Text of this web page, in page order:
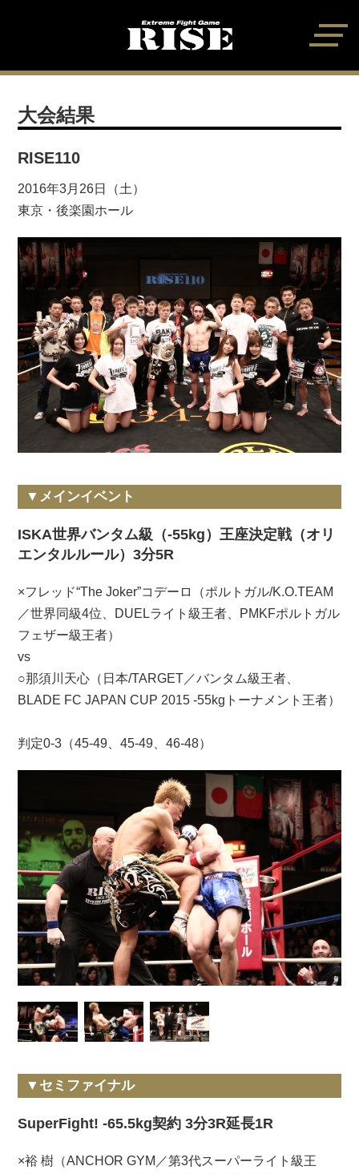
大会結果
RISE110
2016年3月26日（土）
東京・後楽園ホール
▼メインイベント
ISKA世界バンタム級（-55kg）王座決定戦（オリ
エンタルルール）3分5R
×フレッド“The Joker”コデーロ（ポルトガル/K.O.TEAM
／世界同級4位、DUELライト級王者、PMKFポルトガル
フェザー級王者）
vs
○那須川天心（日本/TARGET／バンタム級王者、
BLADE FC JAPAN CUP 2015 -55kgトーナメント王者）
判定0-3（45-49、45-49、46-48）
▼セミファイナル
SuperFight! -65.5kg契約 3分3R延長1R
×裕 樹（ANCHOR GYM／第3代スーパーライト級王